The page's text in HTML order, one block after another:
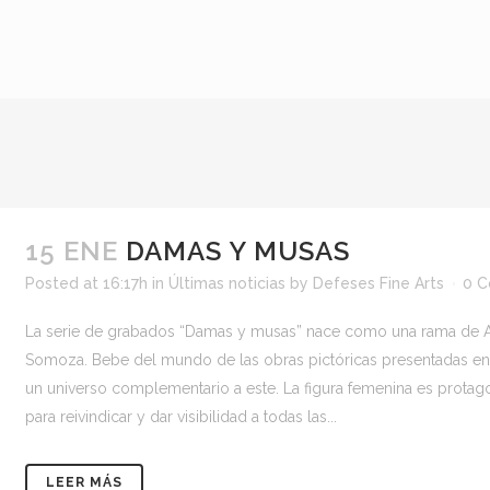
15 ENE DAMAS Y MUSAS
Posted at 16:17h in Últimas noticias by Defeses Fine Arts 0
La serie de grabados “Damas y musas” nace como una rama de
Somoza. Bebe del mundo de las obras pictóricas presentadas
un universo complementario a este. La figura femenina es
para reivindicar y dar visibilidad a todas las...
LEER MÁS